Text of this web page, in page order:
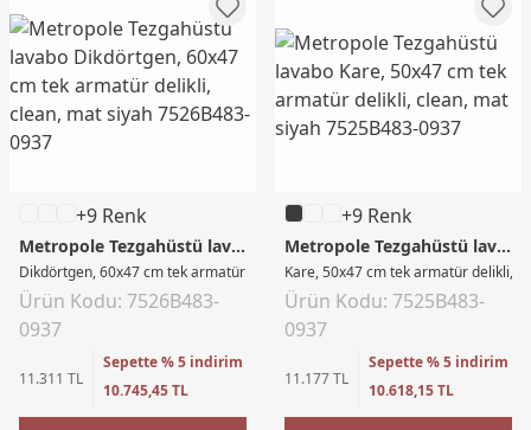
+9 Renk
Metropole Tezgahüstü lavabo
Dikdörtgen, 60x47 cm tek armatür delikli, clean, mat siyah
Ürün Kodu: 7526B483-
0937
11.311 TL
Sepette % 5 indirim
10.745,45 TL
+9 Renk
Metropole Tezgahüstü lavabo
Kare, 50x47 cm tek armatür delikli,
Ürün Kodu: 7525B483-
0937
11.177 TL
Sepette % 5 indirim
10.618,15 TL